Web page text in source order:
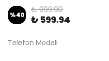
%40 ₺ 999.90
₺ 599.94
Telefon Modeli